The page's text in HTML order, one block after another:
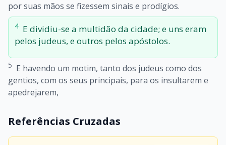
por suas mãos se fizessem sinais e prodígios.
4 E dividiu-se a multidão da cidade; e uns eram
pelos judeus, e outros pelos apóstolos.
5 E havendo um motim, tanto dos judeus como dos
gentios, com os seus principais, para os insultarem e
apedrejarem,
Referências Cruzadas